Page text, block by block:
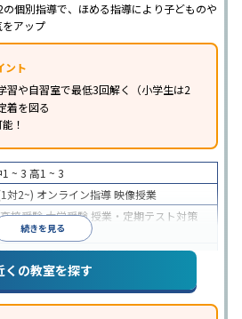
の個別指導で、ほめる指導により子どものや
をアップ
ント
習や自習室で最低3回解く（小学生は2
着を図る
！
続きを見る
1 ~ 3 高1 ~ 3
対2~) オンライン指導映像授業
高校受験大学受験 授業・定期テスト対策
学習習慣の定着
度あり授業の振替可能オンライン対応
受講可能季節講習のみの受講可
学年の個別指導塾アンケート調査方法を参
くの教室を探す